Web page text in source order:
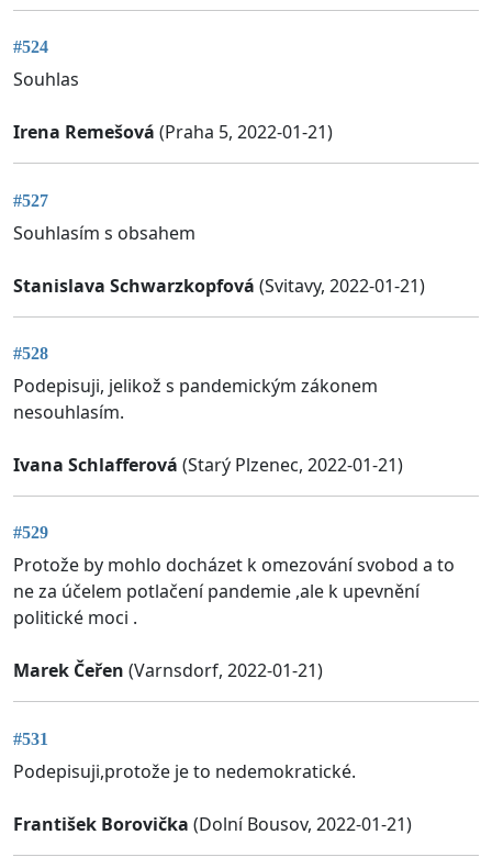
#524
Souhlas
Irena Remešová (Praha 5, 2022-01-21)
#527
Souhlasím s obsahem
Stanislava Schwarzkopfová (Svitavy, 2022-01-21)
#528
Podepisuji, jelikož s pandemickým zákonem
nesouhlasím.
Ivana Schlafferová (Starý Plzenec, 2022-01-21)
#529
Protože by mohlo docházet k omezování svobod a to
ne za účelem potlačení pandemie ,ale k upevnění
politické moci .
Marek Čeřen (Varnsdorf, 2022-01-21)
#531
Podepisuji,protože je to nedemokratické.
František Borovička (Dolní Bousov, 2022-01-21)